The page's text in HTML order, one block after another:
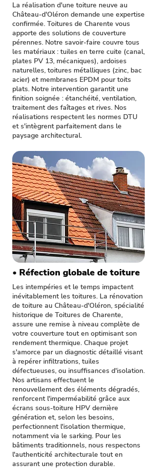
La réalisation d'une toiture neuve au
Château-d'Oléron demande une expertise
confirmée. Toitures de Charente vous
apporte des solutions de couverture
pérennes. Notre savoir-faire couvre tous
les matériaux : tuiles en terre cuite (canal,
plates PV 13, mécaniques), ardoises
naturelles, toitures métalliques (zinc, bac
acier) et membranes EPDM pour toits
plats. Notre intervention garantit une
finition soignée : étanchéité, ventilation,
traitement des faîtages et rives. Nos
réalisations respectent les normes DTU
et s'intègrent parfaitement dans le
paysage architectural.
• Réfection globale de toiture
Les intempéries et le temps impactent
inévitablement les toitures. La rénovation
de toiture au Château-d'Oléron, spécialité
historique de Toitures de Charente,
assure une remise à niveau complète de
votre couverture tout en optimisant son
rendement thermique. Chaque projet
s'amorce par un diagnostic détaillé visant
à repérer infiltrations, tuiles
défectueuses, ou insuffisances d'isolation.
Nos artisans effectuent le
renouvellement des éléments dégradés,
renforcent l'imperméabilité grâce aux
écrans sous-toiture HPV dernière
génération et, selon les besoins,
perfectionnent l'isolation thermique,
notamment via le sarking. Pour les
bâtiments traditionnels, nous respectons
l'authenticité architecturale tout en
assurant une protection durable.